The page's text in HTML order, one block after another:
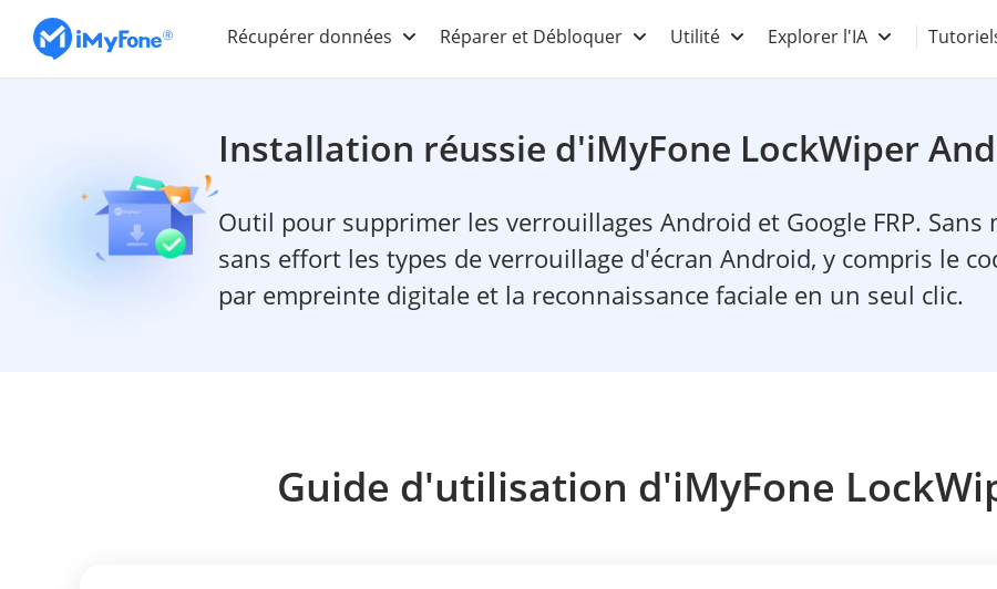
Récupérer données Réparer et Débloquer Utilité Explorer l'IA
Installation réussie d'iMyFone LockWiper
Outil pour supprimer les verrouillages Android et Google FRP.
sans effort les types de verrouillage d'écran Android, y compris le
par empreinte digitale et la reconnaissance faciale en un seul clic.
Guide d'utilisation d'iMyFone